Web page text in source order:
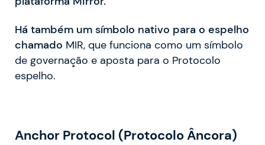
Há também um símbolo nativo para o espelho
chamado MIR, que funciona como um símbolo
de governação e aposta para o Protocolo
espelho.
Anchor Protocol (Protocolo Âncora)